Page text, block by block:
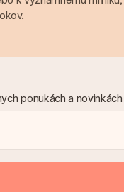
ponukách a novinkách